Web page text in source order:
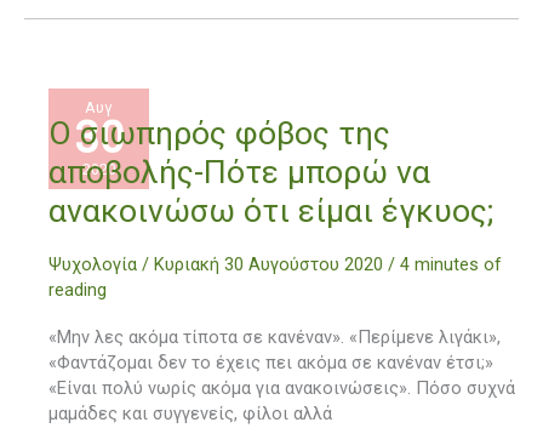
Αυγ
30
2020
Ο σιωπηρός φόβος της
αποβολής-Πότε μπορώ να
ανακοινώσω ότι είμαι έγκυος;
Ψυχολογία / Κυριακή 30 Αυγούστου 2020 / 4 minutes of
reading
«Μην λες ακόμα τίποτα σε κανέναν». «Περίμενε λιγάκι»,
«Φαντάζομαι δεν το έχεις πει ακόμα σε κανέναν έτσι;»
«Είναι πολύ νωρίς ακόμα για ανακοινώσεις». Πόσο συχνά
μαμάδες και συγγενείς, φίλοι αλλά
Ο
σιωπηρός
φόβος
της
αποβολής-
Πότε
μπορώ
να
ανακοινώσω
ότι
είμαι
έγκυος;